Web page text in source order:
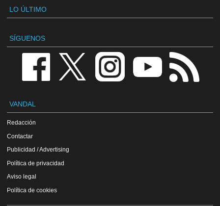
LO ÚLTIMO
SÍGUENOS
VANDAL
Redacción
Contactar
Publicidad / Advertising
Política de privacidad
Aviso legal
Política de cookies